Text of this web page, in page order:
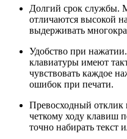
Долгий срок службы.
отличаются высокой
выдерживать
Удобство при
клавиатуры имеют
чувствовать каждое
ошибок при печати.
Превосходный отклик
четкому ходу клавиш
точно набирать текст